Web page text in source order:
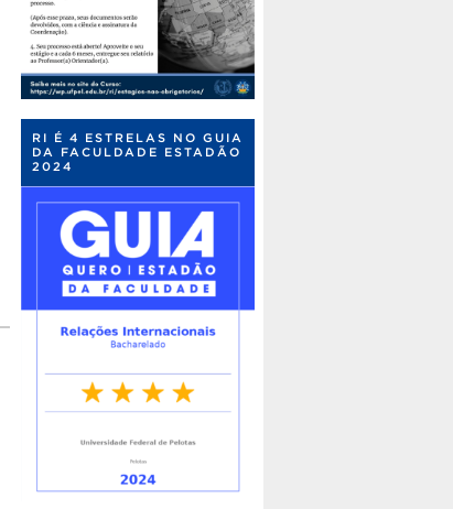
RI É 4 ESTRELAS NO GUIA
DA FACULDADE ESTADÃO
2024